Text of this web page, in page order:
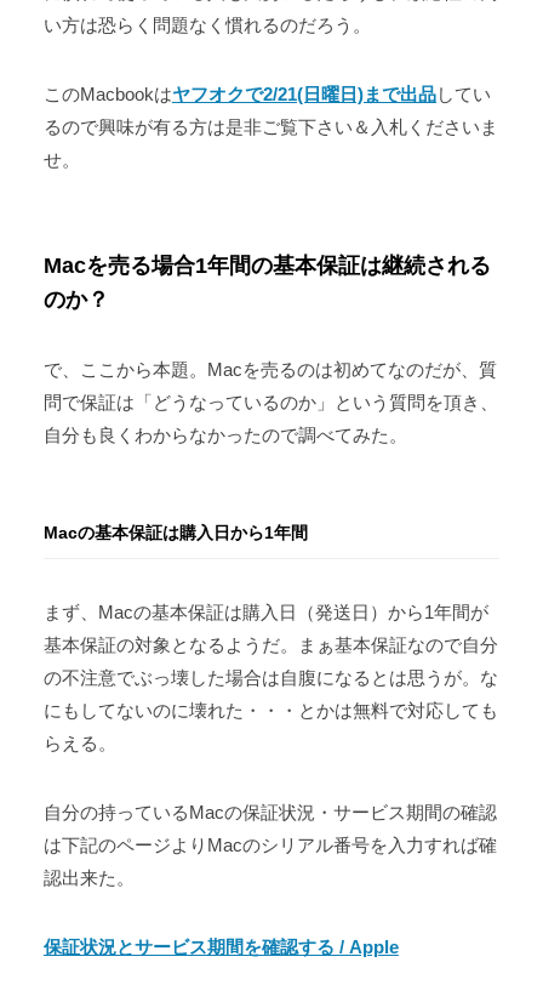
い方は恐らく問題なく慣れるのだろう。
このMacbookはヤフオクで2/21(日曜日)まで出品してい
るので興味が有る方は是非ご覧下さい＆入札くださいま
せ。
Macを売る場合1年間の基本保証は継続される
のか？
で、ここから本題。Macを売るのは初めてなのだが、質
問で保証は「どうなっているのか」という質問を頂き、
自分も良くわからなかったので調べてみた。
Macの基本保証は購入日から1年間
まず、Macの基本保証は購入日（発送日）から1年間が
基本保証の対象となるようだ。まぁ基本保証なので自分
の不注意でぶっ壊した場合は自腹になるとは思うが。な
にもしてないのに壊れた・・・とかは無料で対応しても
らえる。
自分の持っているMacの保証状況・サービス期間の確認
は下記のページよりMacのシリアル番号を入力すれば確
認出来た。
保証状況とサービス期間を確認する / Apple